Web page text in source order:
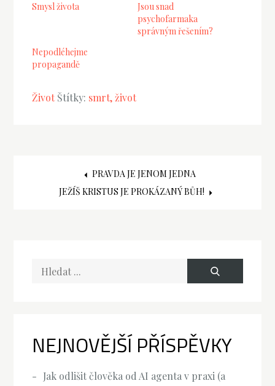
Smysl života
Jsou snad
psychofarmaka
správným řešením?
Nepodléhejme
propagandě
Život Štítky: smrt život
NavigacePRAVDA JE JENOM JEDNA
JEŽÍŠ KRISTUS JE PROKÁZANÝ BŮH!
Hledat
NEJNOVĚJŠÍ PŘÍSPĚVKY
Jak odlišit člověka od AI agenta v praxi (a